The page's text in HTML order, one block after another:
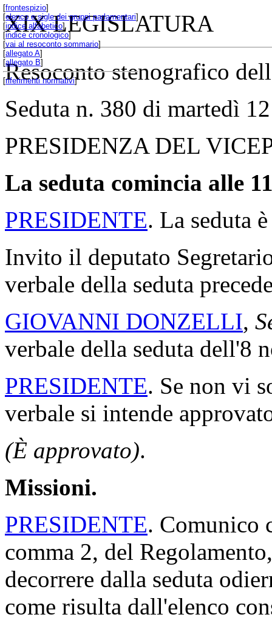
XIX LEGISLATURA
Resoconto stenografico
Seduta n. 380 di martedì
[frontespizio]
[elenco e sigle dei gruppi parlamentari]
[indice alfabetico]
[indice cronologico]
[vai al resoconto sommario]
[allegato A]
[allegato B]
[riferimenti normativi]
PRESIDENZA DEL
La seduta comincia alle
PRESIDENTE. La seduta
Invito il deputato
verbale della seduta
GIOVANNI DONZELLI,
verbale della seduta dell'8
PRESIDENTE. Se non vi
verbale si intende
(È approvato).
Missioni.
PRESIDENTE. Comunico
comma 2, del
decorrere dalla seduta
come risulta dall'elenco